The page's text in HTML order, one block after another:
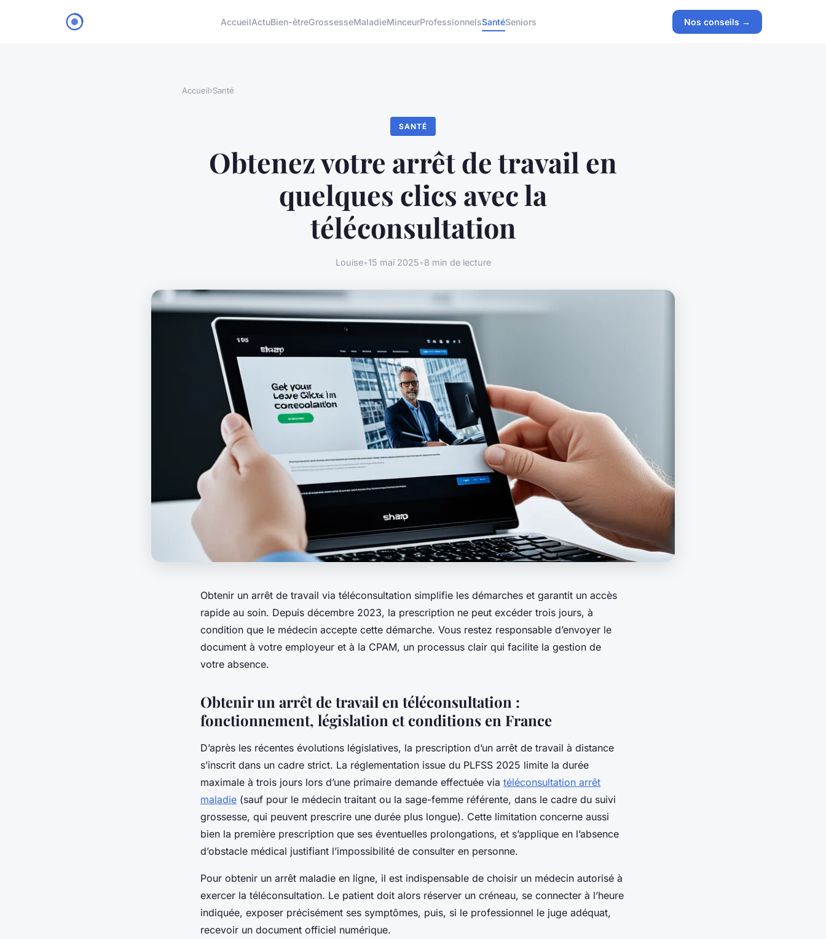
AccueilActuBien-êtreGrossesseMaladieMinceurProfessionnelsSantéSeniors Nos conseils →
Accueil›Santé
SANTÉ
Obtenez votre arrêt de travail en
quelques clics avec la
téléconsultation
Louise•15 mai 2025•8 min de lecture
Obtenir un arrêt de travail via téléconsultation simplifie les démarches et garantit un accès
rapide au soin. Depuis décembre 2023, la prescription ne peut excéder trois jours, à
condition que le médecin accepte cette démarche. Vous restez responsable d’envoyer le
document à votre employeur et à la CPAM, un processus clair qui facilite la gestion de
votre absence.
Obtenir un arrêt de travail en téléconsultation :
fonctionnement, législation et conditions en France
D’après les récentes évolutions législatives, la prescription d’un arrêt de travail à distance
s’inscrit dans un cadre strict. La réglementation issue du PLFSS 2025 limite la durée
maximale à trois jours lors d’une primaire demande effectuée via téléconsultation arrêt
maladie (sauf pour le médecin traitant ou la sage-femme référente, dans le cadre du suivi
grossesse, qui peuvent prescrire une durée plus longue). Cette limitation concerne aussi
bien la première prescription que ses éventuelles prolongations, et s’applique en l’absence
d’obstacle médical justifiant l’impossibilité de consulter en personne.
Pour obtenir un arrêt maladie en ligne, il est indispensable de choisir un médecin autorisé à
exercer la téléconsultation. Le patient doit alors réserver un créneau, se connecter à l’heure
indiquée, exposer précisément ses symptômes, puis, si le professionnel le juge adéquat,
recevoir un document officiel numérique.